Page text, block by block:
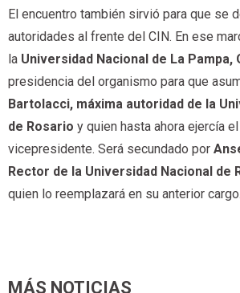
El encuentro también sirvió para que se
autoridades al frente del CIN. En ese
la Universidad Nacional de La Pampa,
presidencia del organismo para que
Bartolacci, máxima autoridad de la
de Rosario y quien hasta ahora ejercía
vicepresidente. Será secundado por
Rector de la Universidad Nacional de
quien lo reemplazará en su anterior cargo.
MÁS NOTICIAS